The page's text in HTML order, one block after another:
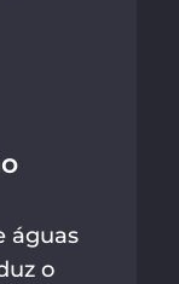
águas
o